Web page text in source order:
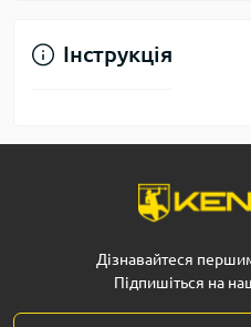
Інструкція
Дізнавайтеся
Підпишіться на